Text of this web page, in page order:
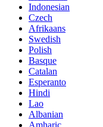
Indonesian
Czech
Afrikaans
Swedish
Polish
Basque
Catalan
Esperanto
Hindi
Lao
Albanian